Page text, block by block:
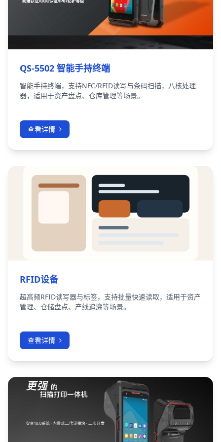
QS-5502 智能手持终端
智能手持终端，支持NFC/RFID读写与条码扫描，八核处理
器，适用于资产盘点、仓库管理等场景。
查看详情
RFID设备
超高频RFID读写器与标签，支持批量快速读取，适用于资产
管理、仓储盘点、产线追溯等场景。
查看详情